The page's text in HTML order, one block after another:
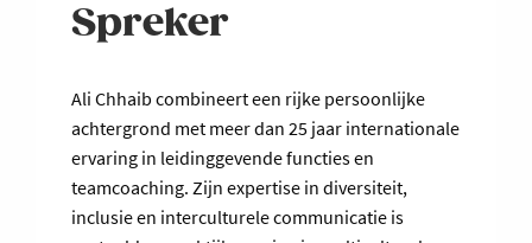
Spreker
Ali Chhaib combineert een rijke persoonlijke
achtergrond met meer dan 25 jaar internationale
ervaring in leidinggevende functies en
teamcoaching. Zijn expertise in diversiteit,
inclusie en interculturele communicatie is